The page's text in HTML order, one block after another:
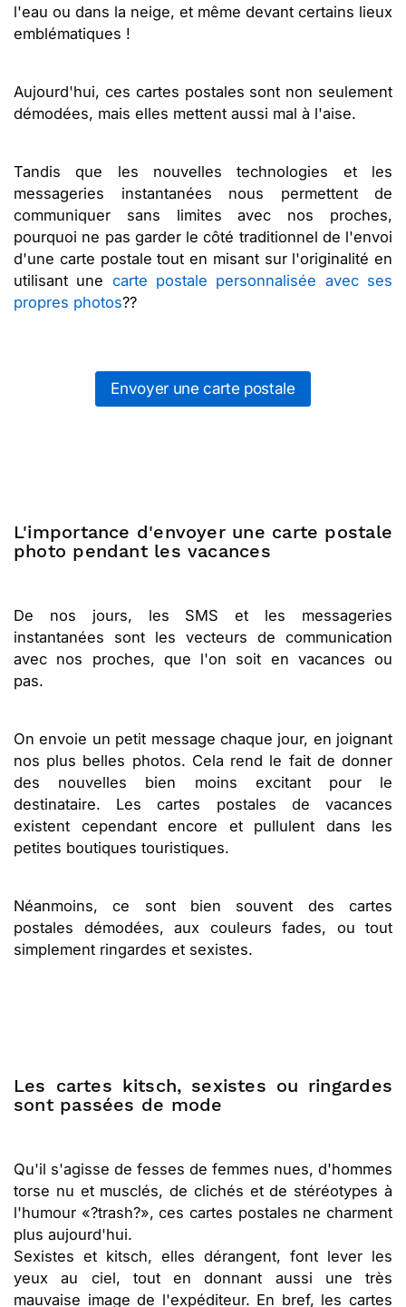
l'eau ou dans la neige, et même devant certains lieux
emblématiques !
Aujourd'hui, ces cartes postales sont non seulement
démodées, mais elles mettent aussi mal à l'aise.
Tandis que les nouvelles technologies et les
messageries instantanées nous permettent de
communiquer sans limites avec nos proches,
pourquoi ne pas garder le côté traditionnel de l'envoi
d'une carte postale tout en misant sur l'originalité en
utilisant une carte postale personnalisée avec ses
propres photos??
Envoyer une carte postale
L'importance d'envoyer une carte postale
photo pendant les vacances
De nos jours, les SMS et les messageries
instantanées sont les vecteurs de communication
avec nos proches, que l'on soit en vacances ou
pas.
On envoie un petit message chaque jour, en joignant
nos plus belles photos. Cela rend le fait de donner
des nouvelles bien moins excitant pour le
destinataire. Les cartes postales de vacances
existent cependant encore et pullulent dans les
petites boutiques touristiques.
Néanmoins, ce sont bien souvent des cartes
postales démodées, aux couleurs fades, ou tout
simplement ringardes et sexistes.
Les cartes kitsch, sexistes ou ringardes
sont passées de mode
Qu'il s'agisse de fesses de femmes nues, d'hommes
torse nu et musclés, de clichés et de stéréotypes à
l'humour «?trash?», ces cartes postales ne charment
plus aujourd'hui.
Sexistes et kitsch, elles dérangent, font lever les
yeux au ciel, tout en donnant aussi une très
mauvaise image de l'expéditeur. En bref, les cartes